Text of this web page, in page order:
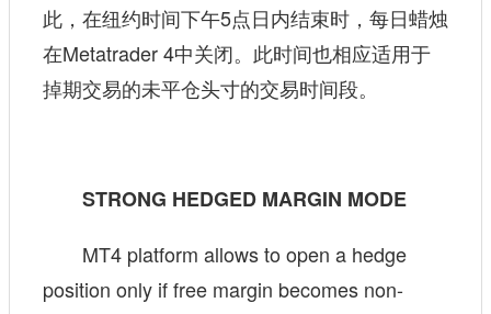
此，在纽约时间下午5点日内结束时，每日蜡烛
在Metatrader 4中关闭。此时间也相应适用于
掉期交易的未平仓头寸的交易时间段。
STRONG HEDGED MARGIN MODE
MT4 platform allows to open a hedge
position only if free margin becomes non-